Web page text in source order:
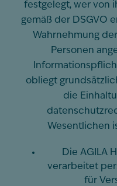
festgelegt, wer von
gemäß der DSGVO
Wahrnehmung
Personen
obliegt
die
Wesentlichen
Die AGILA
verarbeitet
für